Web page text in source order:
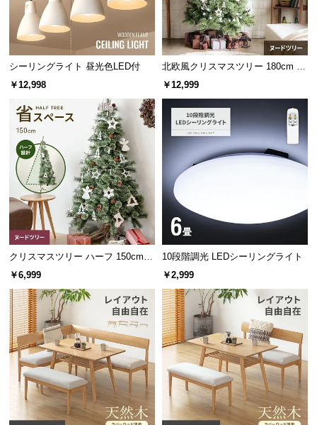
セ
に
つ
い
て
保
証
に
つ
い
て
会
員
規
に
つ
い
て
客
シーリングライト 昼光色LED付
￥12,998
北欧風クリスマスツリー 180cm ヌ
ードツリー
￥12,999
クリスマスツリー ハーフ 150cm
ヌードツリー
￥6,999
10段階調光 LEDシーリングライト
￥2,999